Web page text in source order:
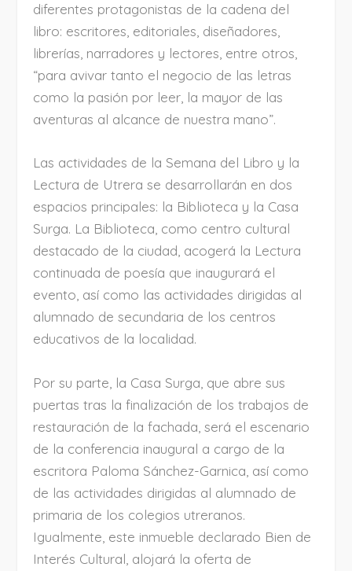
diferentes protagonistas de la cadena del
libro: escritores, editoriales, diseñadores,
librerías, narradores y lectores, entre otros,
“para avivar tanto el negocio de las letras
como la pasión por leer, la mayor de las
aventuras al alcance de nuestra mano”.
Las actividades de la Semana del Libro y la
Lectura de Utrera se desarrollarán en dos
espacios principales: la Biblioteca y la Casa
Surga. La Biblioteca, como centro cultural
destacado de la ciudad, acogerá la Lectura
continuada de poesía que inaugurará el
evento, así como las actividades dirigidas al
alumnado de secundaria de los centros
educativos de la localidad.
Por su parte, la Casa Surga, que abre sus
puertas tras la finalización de los trabajos de
restauración de la fachada, será el escenario
de la conferencia inaugural a cargo de la
escritora Paloma Sánchez-Garnica, así como
de las actividades dirigidas al alumnado de
primaria de los colegios utreranos.
Igualmente, este inmueble declarado Bien de
Interés Cultural, alojará la oferta de